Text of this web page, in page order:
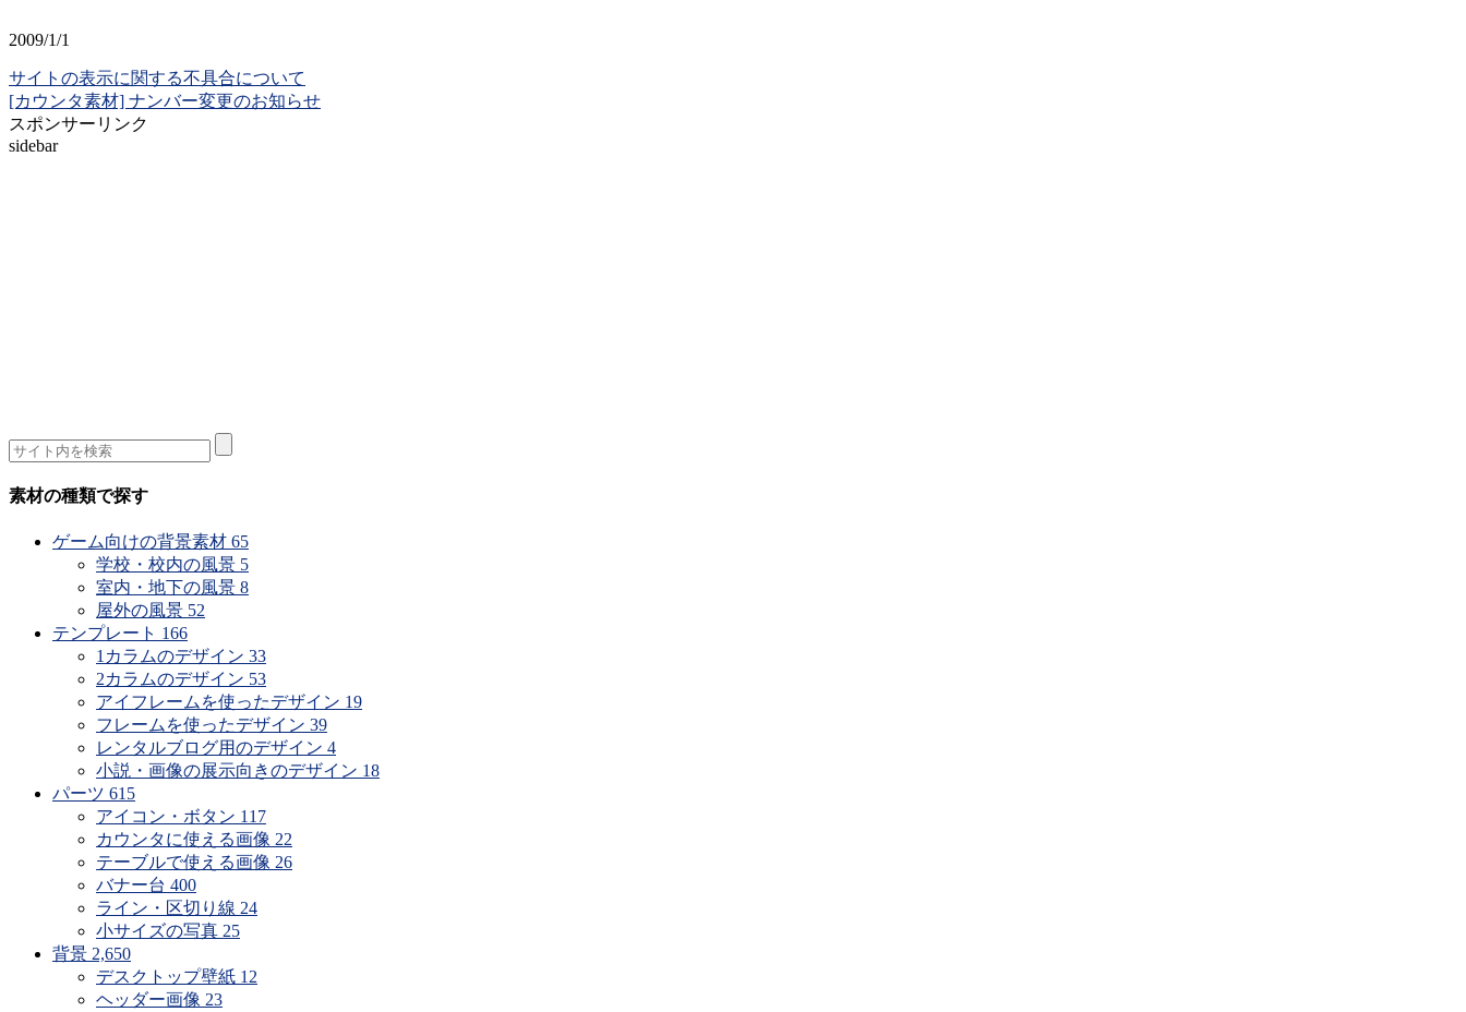
2009/1/1
サイトの表示に関する不具合について
[カウンタ素材] ナンバー変更のお知らせ
スポンサーリンク
sidebar
素材の種類で探す
ゲーム向けの背景素材 65
学校・校内の風景 5
室内・地下の風景 8
屋外の風景 52
テンプレート 166
1カラムのデザイン 33
2カラムのデザイン 53
アイフレームを使ったデザイン 19
フレームを使ったデザイン 39
レンタルブログ用のデザイン 4
小説・画像の展示向きのデザイン 18
パーツ 615
アイコン・ボタン 117
カウンタに使える画像 22
テーブルで使える画像 26
バナー台 400
ライン・区切り線 24
小サイズの写真 25
背景 2,650
デスクトップ壁紙 12
ヘッダー画像 23